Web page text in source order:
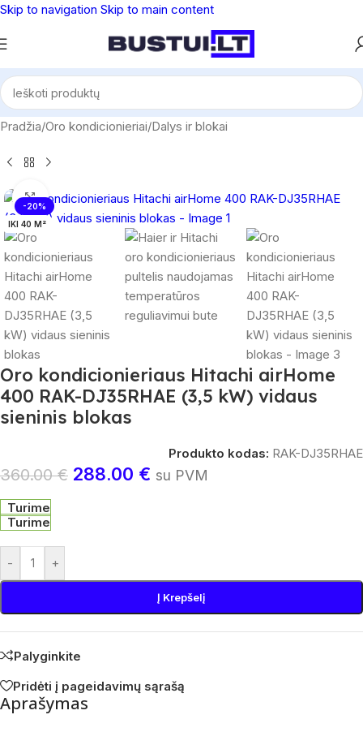
Skip to navigation Skip to main content
Pradžia/Oro kondicionieriai/Dalys ir blokai
-20%
IKI 40 M²
Spustelėkite, norėdami padidinti
Oro kondicionieriaus Hitachi airHome
400 RAK-DJ35RHAE (3,5 kW) vidaus
sieninis blokas
Produkto kodas: RAK-DJ35RHAE
360.00€ 288.00 € su PVM
Turime
Turime
- +
Į Krepšelį
Palyginkite
Pridėti į pageidavimų sąrašą
Aprašymas